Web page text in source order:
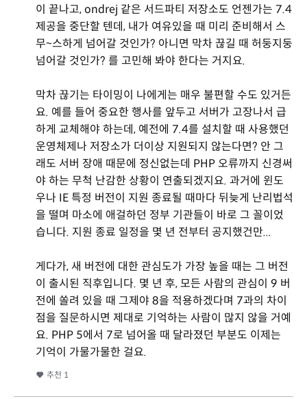
이 끝나고, ondrej 같은 서드파티 저장소도 언젠가는 7.4
제공을 중단할 텐데, 내가 여유있을 때 미리 준비해서 스
무~스하게 넘어갈 것인가? 아니면 막차 끊길 때 허둥지둥
넘어갈 것인가? 를 고민해 봐야 한다는 거지요.
막차 끊기는 타이밍이 나에게는 매우 불편할 수도 있거든
요. 예를 들어 중요한 행사를 앞두고 서버가 고장나서 급
하게 교체해야 하는데, 예전에 7.4를 설치할 때 사용했던
운영체제나 저장소가 더이상 지원되지 않는다면? 안 그
래도 서버 장애 때문에 정신없는데 PHP 오류까지 신경써
야 하는 무척 난감한 상황이 연출되겠지요. 과거에 윈도
우나 IE 특정 버전이 지원 종료될 때마다 뒤늦게 난리법석
을 떨며 마소에 애걸하던 정부 기관들이 바로 그 꼴이었
습니다. 지원 종료 일정을 몇 년 전부터 공지했건만...
게다가, 새 버전에 대한 관심도가 가장 높을 때는 그 버전
이 출시된 직후입니다. 몇 년 후, 모든 사람의 관심이 9 버
전에 쏠려 있을 때 그제야 8을 적용하겠다며 7과의 차이
점을 질문하시면 제대로 기억하는 사람이 많지 않을 거예
요. PHP 5에서 7로 넘어올 때 달라졌던 부분도 이제는
기억이 가물가물한 걸요.
추천 1